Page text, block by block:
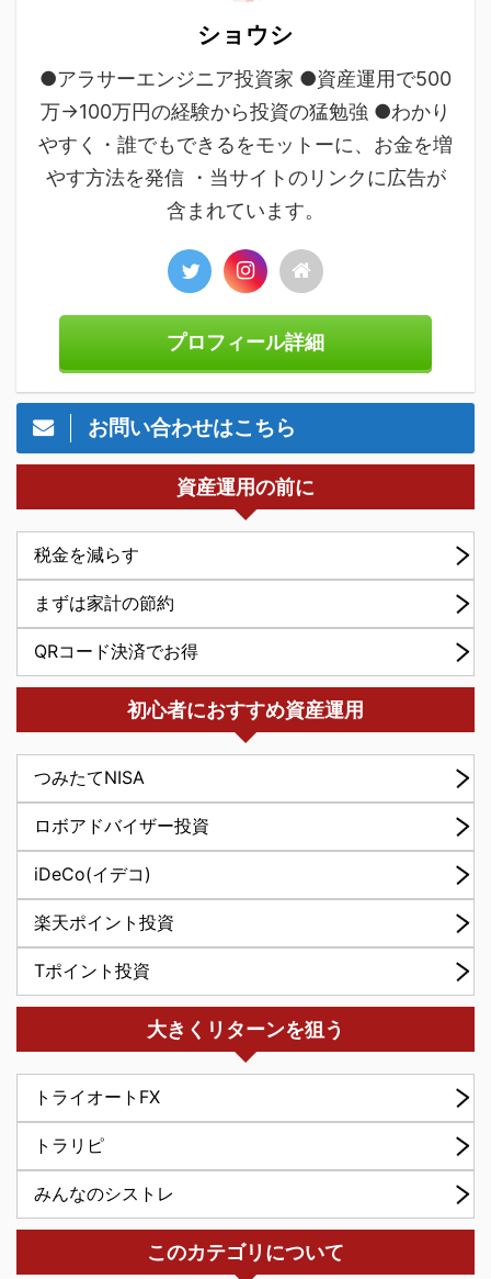
ショウシ
●アラサーエンジニア投資家 ●資産運用で500
万→100万円の経験から投資の猛勉強 ●わかり
やすく・誰でもできるをモットーに、お金を増
やす方法を発信 ・当サイトのリンクに広告が
含まれています。
プロフィール詳細
お問い合わせはこちら
資産運用の前に
税金を減らす
まずは家計の節約
QRコード決済でお得
初心者におすすめ資産運用
つみたてNISA
ロボアドバイザー投資
iDeCo(イデコ)
楽天ポイント投資
Tポイント投資
大きくリターンを狙う
トライオートFX
トラリピ
みんなのシストレ
このカテゴリについて